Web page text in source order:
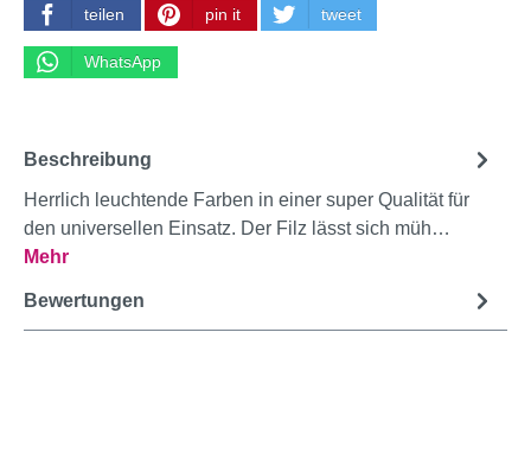
teilen pin it tweet
WhatsApp
Beschreibung
Herrlich leuchtende Farben in einer super Qualität für
den universellen Einsatz. Der Filz lässt sich müh…
Mehr
Bewertungen